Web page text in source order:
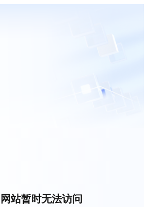
网站暂时无法访问